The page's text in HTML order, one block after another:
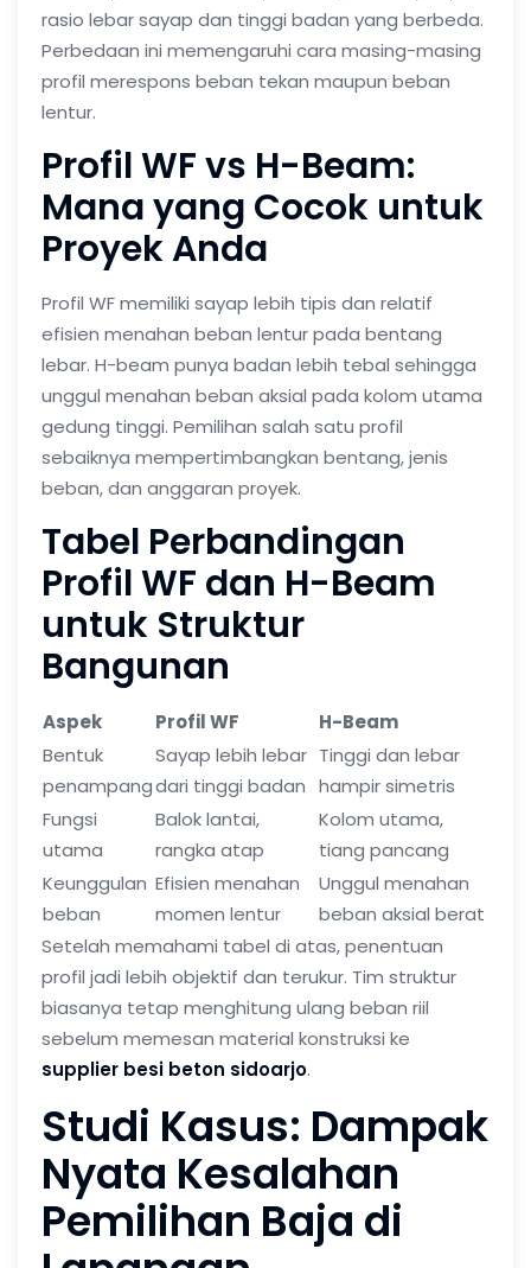
rasio lebar sayap dan tinggi badan yang berbeda.
Perbedaan ini memengaruhi cara masing-masing
profil merespons beban tekan maupun beban
lentur.
Profil WF vs H-Beam:
Mana yang Cocok untuk
Proyek Anda
Profil WF memiliki sayap lebih tipis dan relatif
efisien menahan beban lentur pada bentang
lebar. H-beam punya badan lebih tebal sehingga
unggul menahan beban aksial pada kolom utama
gedung tinggi. Pemilihan salah satu profil
sebaiknya mempertimbangkan bentang, jenis
beban, dan anggaran proyek.
Tabel Perbandingan
Profil WF dan H-Beam
untuk Struktur
Bangunan
Aspek Profil WF
H-Beam
Bentuk
penampang
Sayap lebih lebar
dari tinggi badan
Tinggi dan lebar
hampir simetris
Fungsi
utama
Balok lantai,
rangka atap
Kolom utama,
tiang pancang
Keunggulan
beban
Efisien menahan
momen lentur
Unggul menahan
beban aksial berat
Setelah memahami tabel di atas, penentuan
profil jadi lebih objektif dan terukur. Tim struktur
biasanya tetap menghitung ulang beban riil
sebelum memesan material konstruksi ke
supplier besi beton sidoarjo.
Studi Kasus: Dampak
Nyata Kesalahan
Pemilihan Baja di